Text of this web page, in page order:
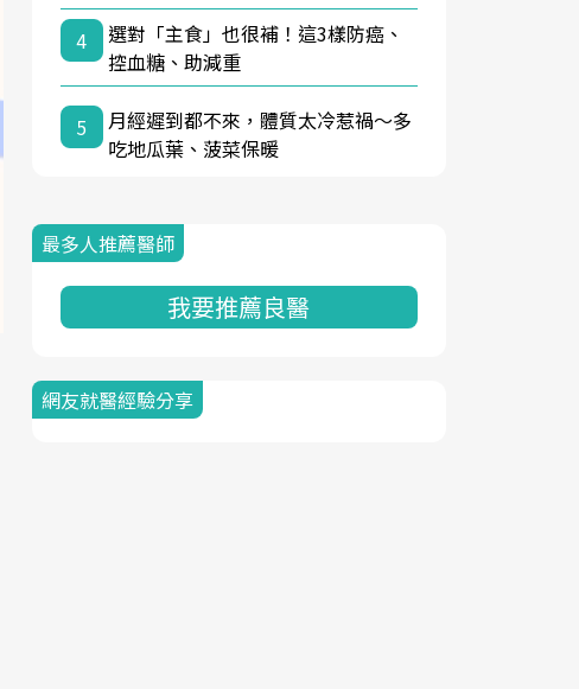
4
選對「主食」也很補！這3樣防癌、
控血糖、助減重
5
月經遲到都不來，體質太冷惹禍〜多
吃地瓜葉、菠菜保暖
最多人推薦醫師
我要推薦良醫
網友就醫經驗分享